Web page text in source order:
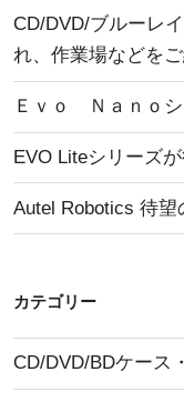
CD/DVD/ブルーレ
れ、作業場などをご
Ｅｖｏ Ｎａｎｏシ
EVO Liteシリーズ
Autel Robotics 待望
カテゴリー
CD/DVD/BDケース